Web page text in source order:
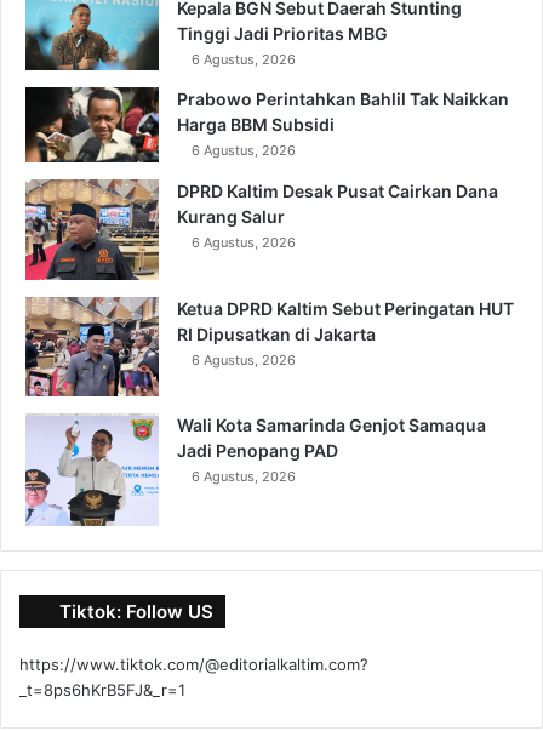
Kepala BGN Sebut Daerah Stunting
Tinggi Jadi Prioritas MBG
6 Agustus, 2026
Prabowo Perintahkan Bahlil Tak Naikkan
Harga BBM Subsidi
6 Agustus, 2026
DPRD Kaltim Desak Pusat Cairkan Dana
Kurang Salur
6 Agustus, 2026
Ketua DPRD Kaltim Sebut Peringatan HUT
RI Dipusatkan di Jakarta
6 Agustus, 2026
Wali Kota Samarinda Genjot Samaqua
Jadi Penopang PAD
6 Agustus, 2026
Tiktok: Follow US
https://www.tiktok.com/@editorialkaltim.com?
_t=8ps6hKrB5FJ&_r=1